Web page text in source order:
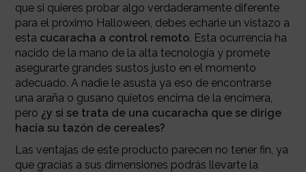
que si quieres probar algo verdaderamente diferente
para el próximo Halloween, debes echarle un vistazo a
esta cucaracha a control remoto. Esta ocurrencia ha
nacido de la mano de la alta tecnología y promete
asegurarte grandes sustos justo en el momento
adecuado. A nadie le asusta ya eso de encontrarse
una araña o gusano quietos encima de la encimera,
pero ¿y si se trata de una cucaracha que se dirige
hacia su tazón de cereales?
Las ventajas de este producto parecen no tener fin, ya
que gracias a sus dimensiones podrás llevarte la